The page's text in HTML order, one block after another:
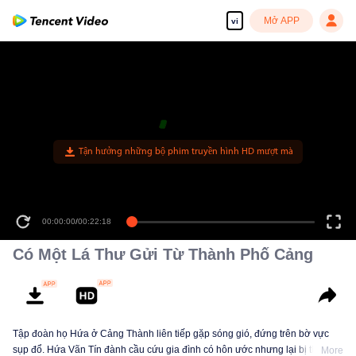
vi Mở APP
00:00:00/00:22:18
Có Một Lá Thư Gửi Từ Thành Phố Cảng
Tập đoàn họ Hứa ở Cảng Thành liên tiếp gặp sóng gió, đứng trên bờ vực
sụp đổ. Hứa Vãn Tín đành cầu cứu gia đình có hôn ước nhưng lại bị thừaMore